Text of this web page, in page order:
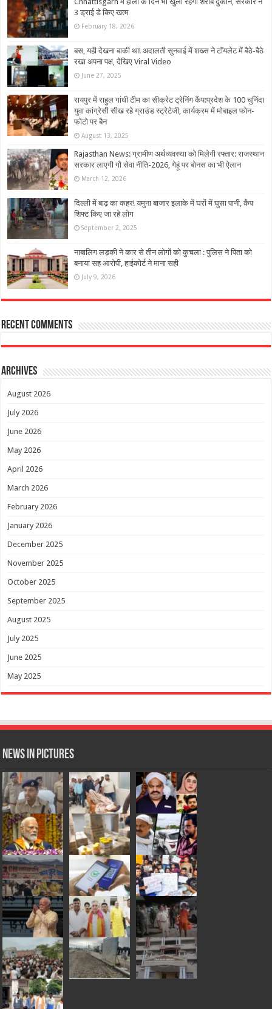
3 ड्राई डे किए खत्म
February 18, 2026
बस, यही देखना बाकी था! अदालती सुनवाई में शख्स ने टॉयलेट में बैठे-बैठे
रखा अपना पक्ष, देखिए Viral Video
June 27, 2025
रायपुर में राहुल गांधी टीम का सीक्रेट ट्रेनिंग कैंप:प्रदेश के 100 चुनिंदा
युवा कांग्रेसी सीख रहे ग्राउंड स्ट्रेटेजी, कार्यक्रम में मोबाइल फोन-
फोटो पर बैन
August 13, 2025
Rajasthan News: ग्रामीण अर्थव्यवस्था को मिलेगी रफ्तार: राजस्थान
सरकार लाएगी गौ सेवा नीति-2026, गेहूं पर बोनस का भी ऐलान
March 12, 2026
दिल्ली में बाढ़ का कहर! यमुना बाजार इलाके में घरों में घुसा पानी, कैंप
शिफ्ट किए जा रहे लोग
September 2, 2025
नाबालिग लड़की ने कार से तीन लोगों को कुचला : पुलिस ने पिता को
बनाया सह आरोपी, हाईकोर्ट ने माना सही
July 9, 2026
Recent Comments
Archives
August 2026
July 2026
June 2026
May 2026
April 2026
March 2026
February 2026
January 2026
December 2025
November 2025
October 2025
September 2025
August 2025
July 2025
June 2025
May 2025
News in Pictures